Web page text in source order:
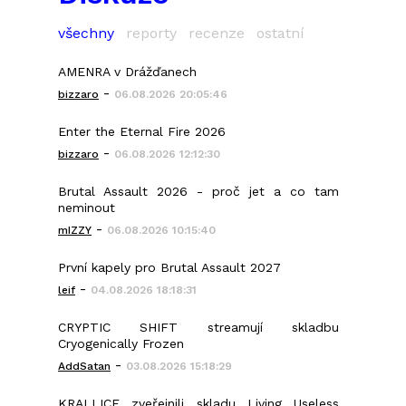
všechny reporty recenze ostatní
AMENRA v Drážďanech
bizzaro - 06.08.2026 20:05:46
Enter the Eternal Fire 2026
bizzaro - 06.08.2026 12:12:30
Brutal Assault 2026 - proč jet a co tam
neminout
mIZZY - 06.08.2026 10:15:40
První kapely pro Brutal Assault 2027
leif - 04.08.2026 18:18:31
CRYPTIC SHIFT streamují skladbu
Cryogenically Frozen
AddSatan - 03.08.2026 15:18:29